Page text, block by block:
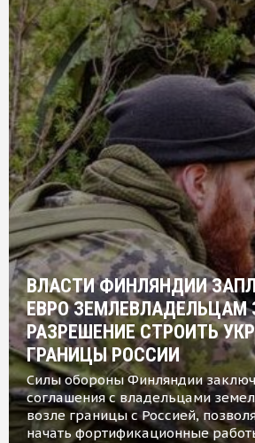
ВЛАСТИ ФИНЛЯНДИИ
ЕВРО ЗЕМЛЕВЛАДЕЛЬЦАМ
РАЗРЕШЕНИЕ СТРОИТЬ
ГРАНИЦЫ РОССИИ
Силы обороны Финляндии
соглашения с владельцами
возле границы с Россией,
начать фортификационные